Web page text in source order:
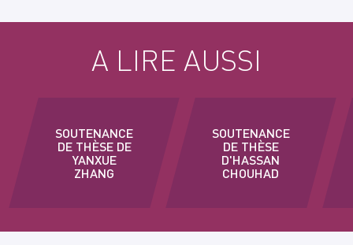
A LIRE AUSSI
SOUTENANCE
DE THÈSE DE
YANXUE
ZHANG
SOUTENANCE
DE THÈSE
D'HASSAN
CHOUHAD